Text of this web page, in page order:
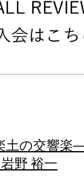
土の交響
野 裕一